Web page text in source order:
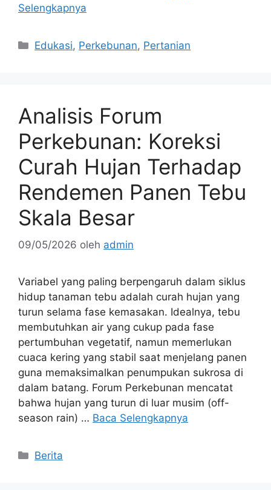
Selengkapnya
Kategori
Edukasi, Perkebunan, Pertanian
Analisis Forum
Perkebunan: Koreksi
Curah Hujan Terhadap
Rendemen Panen Tebu
Skala Besar
09/05/2026 oleh admin
Variabel yang paling berpengaruh dalam siklus
hidup tanaman tebu adalah curah hujan yang
turun selama fase kemasakan. Idealnya, tebu
membutuhkan air yang cukup pada fase
pertumbuhan vegetatif, namun memerlukan
cuaca kering yang stabil saat menjelang panen
guna memaksimalkan penumpukan sukrosa di
dalam batang. Forum Perkebunan mencatat
bahwa hujan yang turun di luar musim (off-
season rain) … Baca Selengkapnya
Kategori
Berita